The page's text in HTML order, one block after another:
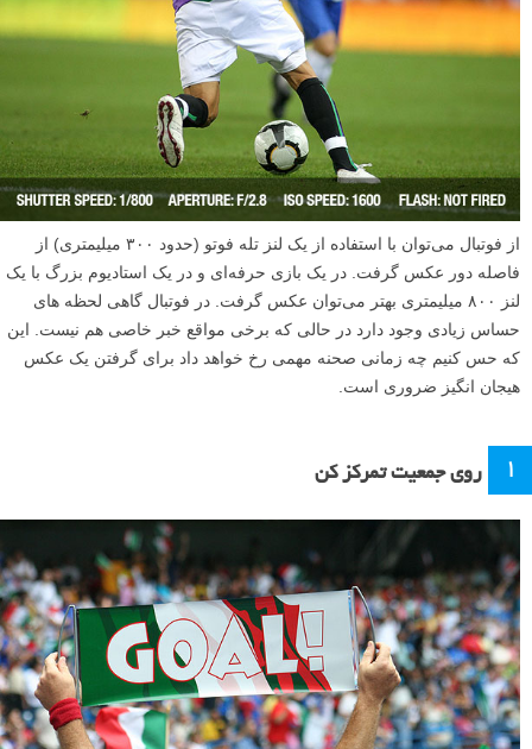
از فوتبال می‌توان با استفاده از یک لنز تله فوتو (حدود ۳۰۰ میلیمتری) از
فاصله دور عکس گرفت. در یک بازی حرفه‌ای و در یک استادیوم بزرگ با یک
لنز ۸۰۰ میلیمتری بهتر می‌توان عکس گرفت. در فوتبال گاهی لحظه های
حساس زیادی وجود دارد در حالی که برخی مواقع خبر خاصی هم نیست. این
که حس کنیم چه زمانی صحنه مهمی رخ خواهد داد برای گرفتن یک عکس
هیجان انگیز ضروری است.
۱ روی جمعیت تمرکز کن